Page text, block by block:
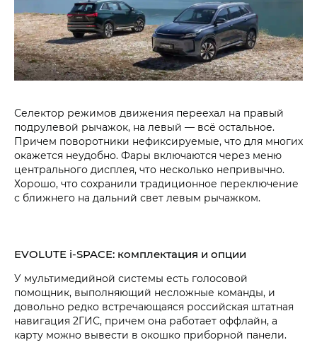
Селектор режимов движения переехал на правый
подрулевой рычажок, на левый — всё остальное.
Причем поворотники нефиксируемые, что для многих
окажется неудобно. Фары включаются через меню
центрального дисплея, что несколько непривычно.
Хорошо, что сохранили традиционное переключение
с ближнего на дальний свет левым рычажком.
EVOLUTE i‑SPACE: комплектация и опции
У мультимедийной системы есть голосовой
помощник, выполняющий несложные команды, и
довольно редко встречающаяся российская штатная
навигация 2ГИС, причем она работает оффлайн, а
карту можно вывести в окошко приборной панели.